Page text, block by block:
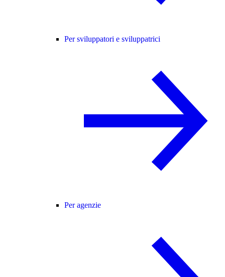
Per sviluppatori e sviluppatrici
Per agenzie